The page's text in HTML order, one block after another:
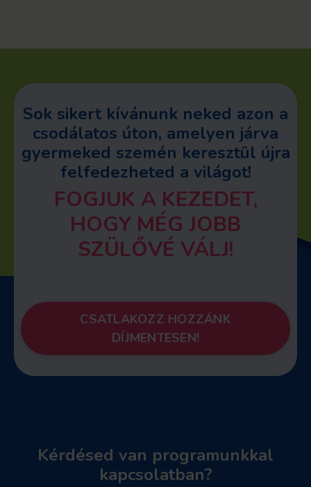
Sok sikert kívánunk neked azon a
csodálatos úton, amelyen járva
gyermeked szemén keresztül újra
felfedezheted a világot!
FOGJUK A KEZEDET,
HOGY MÉG JOBB
SZÜLŐVÉ VÁLJ!
CSATLAKOZZ HOZZÁNK
DÍJMENTESEN!
Kérdésed van programunkkal
kapcsolatban?